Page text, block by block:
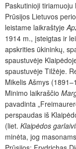
Paskutinioji
Prūsijos Lietuvos
leistame laikraštyje
1914 m., įsteigtas ir
apskrities ūkininkų,
spaustuvėje
spaustuvėje Tilžėje.
Mikelis Ašmys
Minimo laikraščio
pavadinta
perspaudas iš
(liet. Klaipėdos
minėta, jog